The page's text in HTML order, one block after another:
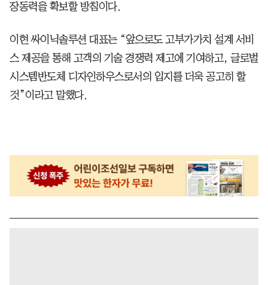
장동력을 확보할 방침이다.
이현 싸이닉솔루션 대표는 “앞으로도 고부가가치 설계 서비
스 제공을 통해 고객의 기술 경쟁력 제고에 기여하고, 글로벌
시스템반도체 디자인하우스로서의 입지를 더욱 공고히 할
것”이라고 말했다.